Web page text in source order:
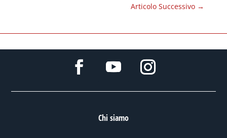
Articolo Successivo →
Chi siamo